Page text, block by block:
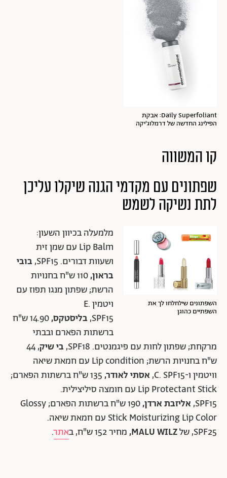
Daily Superfoliant: אבקת
הפילינג החדשה של דרמלוג'יקה
קו המשווה
שפתונים עם מקדמי הגנה שיקלו עליכן
לתת נשיקה לשמש
השפתונים שילחלחו לך את
השפתיים כהוגן
מלמעלה בכיוון השעון:
Lip Balm עם שמן זית
ושעוות דבורים. SPF15,
בובי
בראון,
110 ש"ח בחנויות
הרשת; שפתון מנגו תפוז עם
ויטמין E.
SPF15, בליסטקס,
14.90 ש"ח
ברשתות הפארם ובבתי
מרקחת; שפתון לחות עם פיגמנטים. SPF18,
בי שיק , 44
ש"ח בחנויות הרשת; Lip condition עם חמאת שיאה
וויטמין ו-C. SPF15,
אסתי לאודר,
135 ש"ח ברשתות הפארם;
Lip Protectant Stick עם חומצה סיליצילית.
SPF15, אליזבת ארדן,
190 ש"ח ברשתות הפארם; Glossy
Stick Moisturizing Lip Color עם חמאת שיאה.
SPF25, של
MALU WILZ, מחיר152 ש"ח, ב אתר.